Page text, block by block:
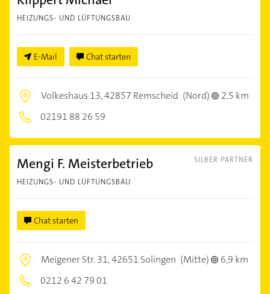
HEIZUNGS- UND LÜFTUNGSBAU
E-Mail Chat starten
Volkeshaus 13,42857 Remscheid (Nord)
2,5 km
02191 88 26 59
SILBER PARTNER
Mengi F. Meisterbetrieb
HEIZUNGS- UND LÜFTUNGSBAU
Chat starten
Meigener Str. 31,42651 Solingen (Mitte)
6,9 km
0212 6 42 79 01